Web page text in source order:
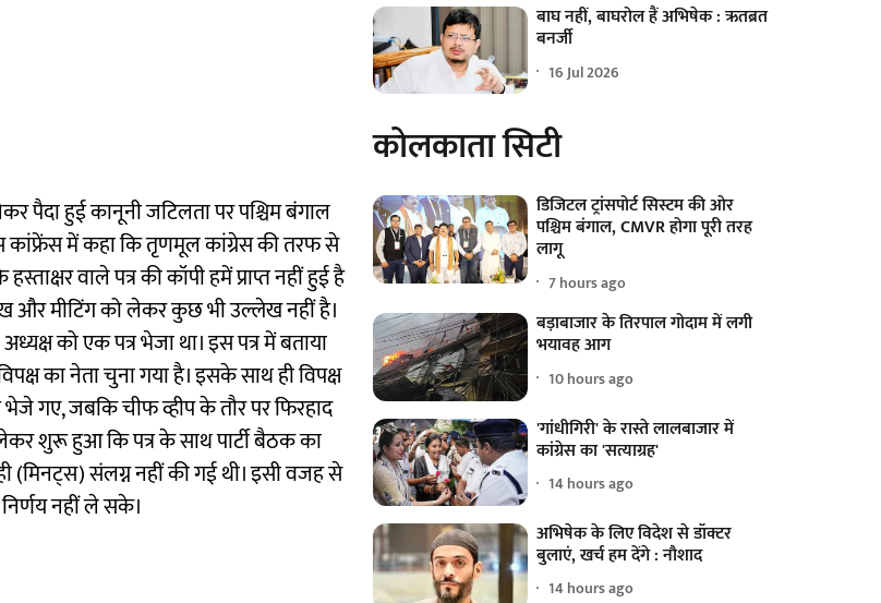
पैदा हुई कानूनी जटिलता पर पश्चिम बंगाल
कांफ्रेंस में कहा कि तृणमूल कांग्रेस की तरफ से
वाले पत्र की कॉपी हमें प्राप्त नहीं हुई है
और मीटिंग को लेकर कुछ भी उल्लेख नहीं है।
को एक पत्र भेजा था। इस पत्र में बताया
का नेता चुना गया है। इसके साथ ही विपक्ष
भेजे गए, जबकि चीफ व्हीप के तौर पर फिरहाद
लेकर शुरू हुआ कि पत्र के साथ पार्टी बैठक का
(मिनट्स) संलग्न नहीं की गई थी। इसी वजह से
नहीं ले सके।
बाघ नहीं, बाघरोल हैं अभिषेक : ऋतब्रत
बनर्जी
16 Jul 2026
कोलकाता सिटी
डिजिटल ट्रांसपोर्ट सिस्टम की ओर
पश्चिम बंगाल, CMVR होगा पूरी तरह
लागू
7 hours ago
बड़ाबाजार के तिरपाल गोदाम में लगी
भयावह आग
10 hours ago
'गांधीगिरी' के रास्ते लालबाजार में
कांग्रेस का 'सत्याग्रह'
14 hours ago
अभिषेक के लिए विदेश से डॉक्टर
बुलाएं, खर्च हम देंगे : नौशाद
14 hours ago